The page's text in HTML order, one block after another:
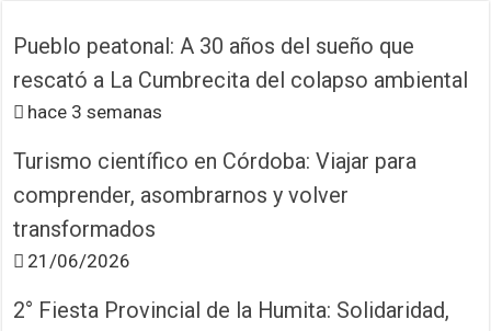
Pueblo peatonal: A 30 años del sueño que
rescató a La Cumbrecita del colapso ambiental
hace 3 semanas
Turismo científico en Córdoba: Viajar para
comprender, asombrarnos y volver
transformados
21/06/2026
2° Fiesta Provincial de la Humita: Solidaridad,